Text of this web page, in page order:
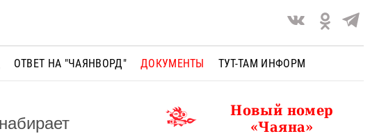
ОТВЕТ НА "ЧАЯНВОРД" ДОКУМЕНТЫ ТУТ-ТАМ ИНФОРМ
Новый номер
«Чаяна»